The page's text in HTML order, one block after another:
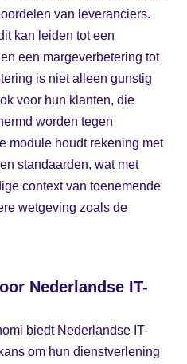
van leveranciers.
kan leiden tot een
een margeverbetering tot
is niet alleen gunstig
voor hun klanten, die
worden tegen
module houdt rekening met
standaarden, wat met
context van toenemende
wetgeving zoals de
Nederlandse IT-
biedt Nederlandse IT-
om hun dienstverlening